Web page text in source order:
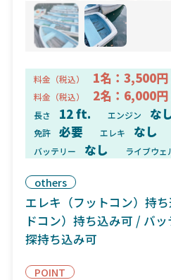
料金（税込） 1名：3,500
料金（税込） 2名：6,000
長さ 12 ft. エンジン な
免許 必要 エレキ なし
バッテリー なし ライブウェ
others
エレキ（フットコン）持
ドコン）持ち込み可 / バ
探持ち込み可
POINT